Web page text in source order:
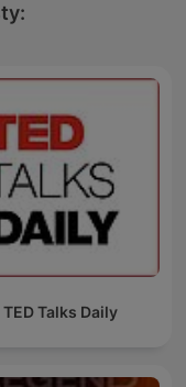
TED Talks Daily